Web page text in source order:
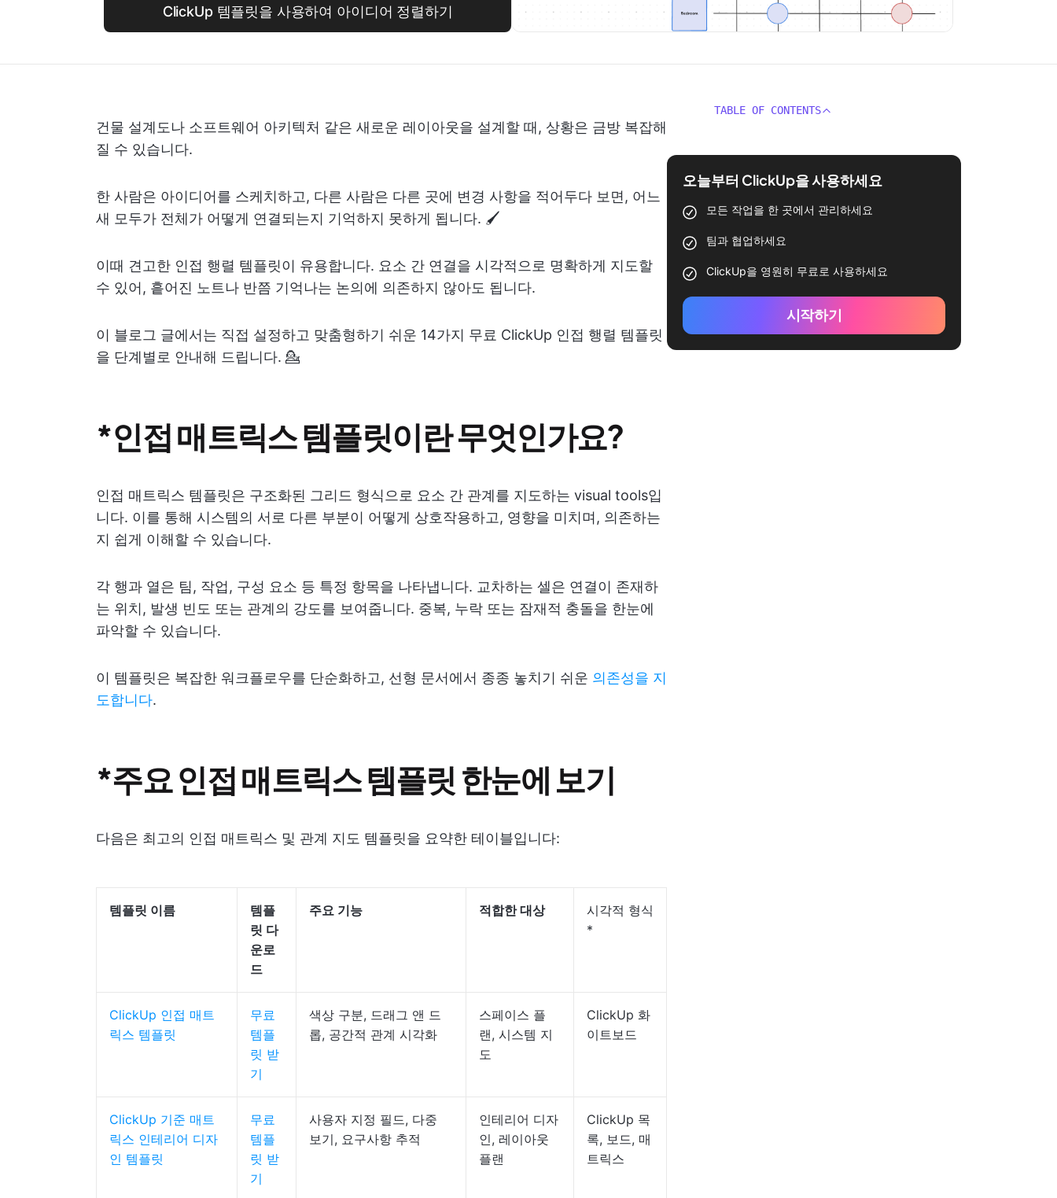
ClickUp 템플릿을 사용하여 아이디어 정렬하기
건물 설계도나 소프트웨어 아키텍처 같은 새로운 레이아웃을 설계할 때, 상황은 금방 복잡해
질 수 있습니다.
한 사람은 아이디어를 스케치하고, 다른 사람은 다른 곳에 변경 사항을 적어두다 보면, 어느
새 모두가 전체가 어떻게 연결되는지 기억하지 못하게 됩니다. 🖌️
이때 견고한 인접 행렬 템플릿이 유용합니다. 요소 간 연결을 시각적으로 명확하게 지도할
수 있어, 흩어진 노트나 반쯤 기억나는 논의에 의존하지 않아도 됩니다.
이 블로그 글에서는 직접 설정하고 맞춤형하기 쉬운 14가지 무료 ClickUp 인접 행렬 템플릿
을 단계별로 안내해 드립니다. 💁
*인접 매트릭스 템플릿이란 무엇인가요?
인접 매트릭스 템플릿은 구조화된 그리드 형식으로 요소 간 관계를 지도하는 visual tools입
니다. 이를 통해 시스템의 서로 다른 부분이 어떻게 상호작용하고, 영향을 미치며, 의존하는
지 쉽게 이해할 수 있습니다.
각 행과 열은 팀, 작업, 구성 요소 등 특정 항목을 나타냅니다. 교차하는 셀은 연결이 존재하
는 위치, 발생 빈도 또는 관계의 강도를 보여줍니다. 중복, 누락 또는 잠재적 충돌을 한눈에
파악할 수 있습니다.
이 템플릿은 복잡한 워크플로우를 단순화하고, 선형 문서에서 종종 놓치기 쉬운 의존성을 지
도합니다.
*주요 인접 매트릭스 템플릿 한눈에 보기
다음은 최고의 인접 매트릭스 및 관계 지도 템플릿을 요약한 테이블입니다:
템플릿 이름
템플
릿 다
운로
드
주요 기능 적합한 대상
시각적 형식
*
ClickUp 인접 매트
릭스 템플릿
무료
템플
릿 받
기
색상 구분, 드래그 앤 드
롭, 공간적 관계 시각화
스페이스 플
랜, 시스템 지
도
ClickUp 화
이트보드
ClickUp 기준 매트
릭스 인테리어 디자
인 템플릿
무료
템플
릿 받
기
사용자 지정 필드, 다중
보기, 요구사항 추적
인테리어 디자
인, 레이아웃
플랜
ClickUp 목
록, 보드, 매
트릭스
TABLE OF CONTENTS
오늘부터 ClickUp을 사용하세요
모든 작업을 한 곳에서 관리하세요
팀과 협업하세요
ClickUp을 영원히 무료로 사용하세요
시작하기